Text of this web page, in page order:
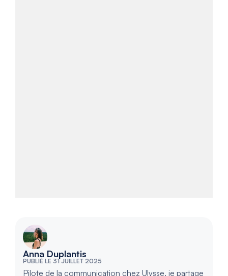
Anna Duplantis
PUBLIÉ LE 31 JUILLET 2025
Pilote de la communication chez Ulysse, je partage